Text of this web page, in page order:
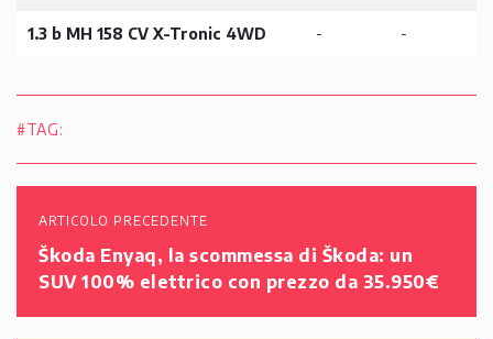
1.3 b MH 158 CV X-Tronic 4WD - -
#TAG:
ARTICOLO PRECEDENTE
Škoda Enyaq, la scommessa di Škoda: un
SUV 100% elettrico con prezzo da 35.950€